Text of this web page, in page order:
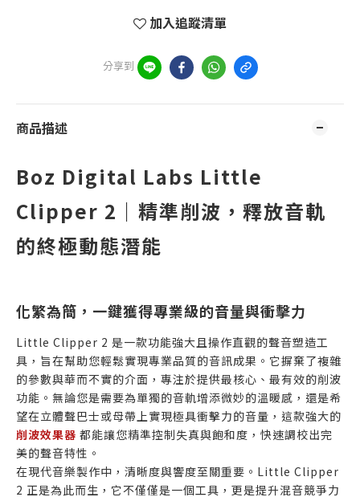
加入追蹤清單
分享到
商品描述
Boz Digital Labs Little
Clipper 2｜精準削波，釋放音軌
的終極動態潛能
化繁為簡，一鍵獲得專業級的音量與衝擊力
Little Clipper 2 是一款功能強大且操作直觀的聲音塑造工
具，旨在幫助您輕鬆實現專業品質的音訊成果。它摒棄了複雜
的參數與華而不實的介面，專注於提供最核心、最有效的削波
功能。無論您是需要為單獨的音軌增添微妙的溫暖感，還是希
望在立體聲巴士或母帶上實現極具衝擊力的音量，這款強大的
削波效果器 都能讓您精準控制失真與飽和度，快速調校出完
美的聲音特性。
在現代音樂製作中，清晰度與響度至關重要。Little Clipper
2 正是為此而生，它不僅僅是一個工具，更是提升混音競爭力